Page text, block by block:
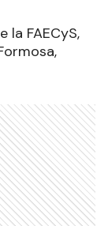
la FAECyS,